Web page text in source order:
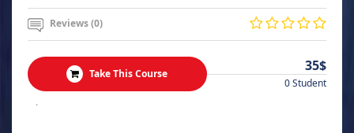
Reviews (0)
Take This Course 35$
0 Student
.